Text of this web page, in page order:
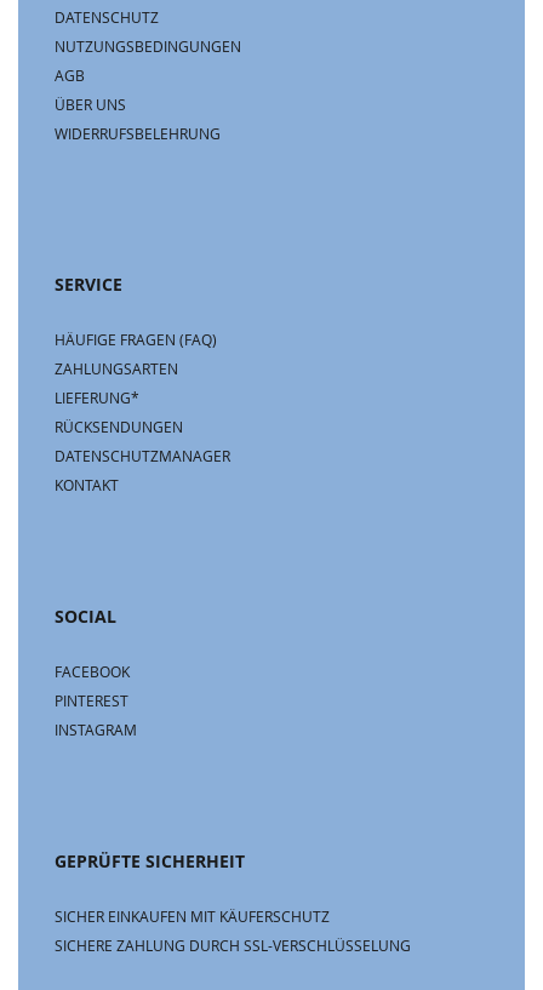
DATENSCHUTZ
NUTZUNGSBEDINGUNGEN
AGB
ÜBER UNS
WIDERRUFSBELEHRUNG
SERVICE
HÄUFIGE FRAGEN (FAQ)
ZAHLUNGSARTEN
LIEFERUNG*
RÜCKSENDUNGEN
DATENSCHUTZMANAGER
KONTAKT
SOCIAL
FACEBOOK
PINTEREST
INSTAGRAM
GEPRÜFTE SICHERHEIT
SICHER EINKAUFEN MIT KÄUFERSCHUTZ
SICHERE ZAHLUNG DURCH SSL-VERSCHLÜSSELUNG